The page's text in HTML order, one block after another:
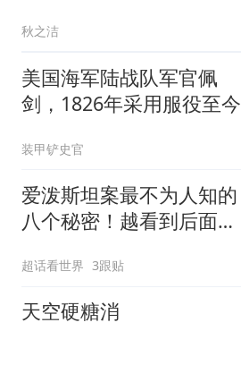
秋之洁
美国海军陆战队军官佩
剑，1826年采用服役至今
装甲铲史官
爱泼斯坦案最不为人知的
八个秘密！越看到后面越
超话看世界 3跟贴
天空硬糖消